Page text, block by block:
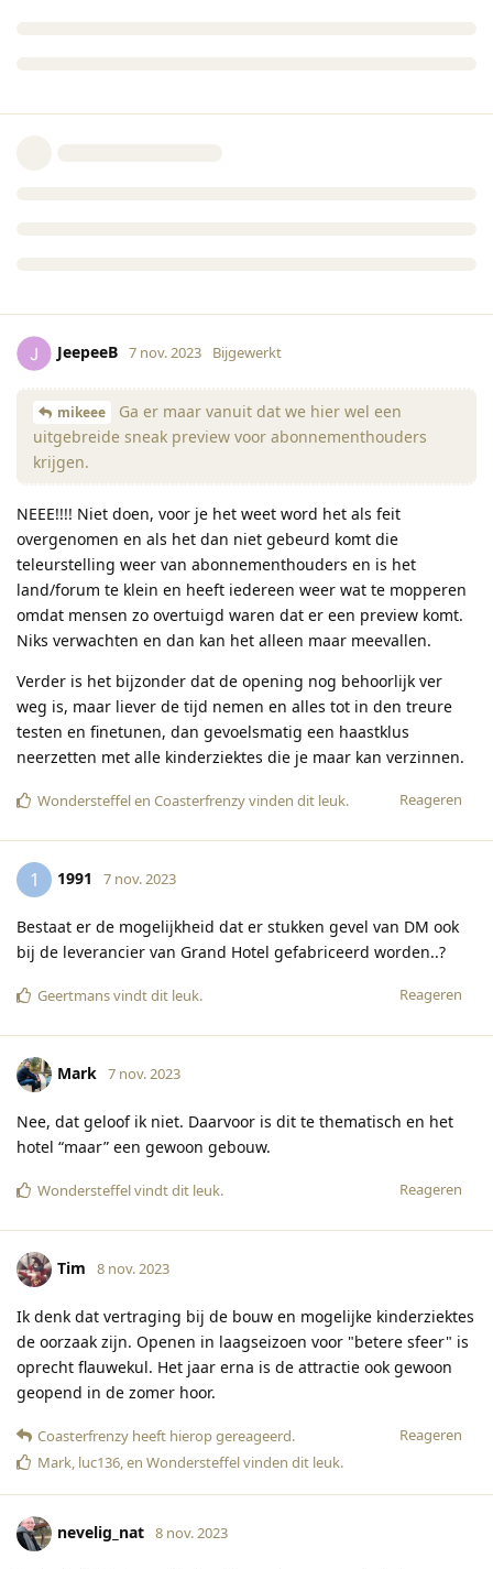
JeepeeB 7 nov. 2023 Bijgewerkt
mikeee
Ga er maar vanuit dat we hier wel een
uitgebreide sneak preview voor abonnementhouders
krijgen.
NEEE!!!! Niet doen, voor je het weet word het als feit
overgenomen en als het dan niet gebeurd komt die
teleurstelling weer van abonnementhouders en is het
land/forum te klein en heeft iedereen weer wat te mopperen
omdat mensen zo overtuigd waren dat er een preview komt.
Niks verwachten en dan kan het alleen maar meevallen.
Verder is het bijzonder dat de opening nog behoorlijk ver
weg is, maar liever de tijd nemen en alles tot in den treure
testen en finetunen, dan gevoelsmatig een haastklus
neerzetten met alle kinderziektes die je maar kan verzinnen.
Reageren
Wondersteffelen Coasterfrenzyvinden dit leuk.
1 1991 7 nov. 2023
Bestaat er de mogelijkheid dat er stukken gevel van DM ook
bij de leverancier van Grand Hotel gefabriceerd worden..?
Reageren
Geertmansvindt dit leuk.
Mark 7 nov. 2023
Nee, dat geloof ik niet. Daarvoor is dit te thematisch en het
hotel “maar” een gewoon gebouw.
Reageren
Wondersteffelvindt dit leuk.
Tim 8 nov. 2023
Ik denk dat vertraging bij de bouw en mogelijke kinderziektes
de oorzaak zijn. Openen in laagseizoen voor "betere sfeer" is
oprecht flauwekul. Het jaar erna is de attractie ook gewoon
geopend in de zomer hoor.
Reageren
Coasterfrenzy heeft hierop gereageerd.
Mark, luc136, en Wondersteffelvinden dit leuk.
nevelig_nat 8 nov. 2023